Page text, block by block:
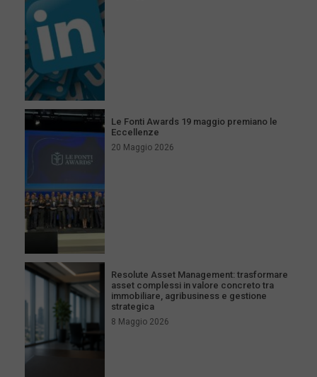
Le Fonti Awards 19 maggio premiano le
Eccellenze
20 Maggio 2026
Resolute Asset Management: trasformare
asset complessi in valore concreto tra
immobiliare, agribusiness e gestione
strategica
8 Maggio 2026